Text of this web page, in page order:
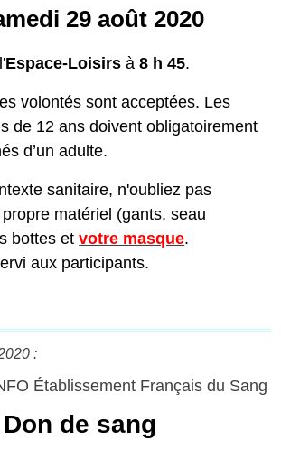
29 août 2020
Espace-Loisirs à8 h 45.
volontés sont acceptées. Les
de 12 ans doivent obligatoirement
d’un adulte.
sanitaire, n'oubliez pas
matériel (gants, seau
bottes etvotre masque.
aux participants.
:
Établissement Français du Sang
Don de sang